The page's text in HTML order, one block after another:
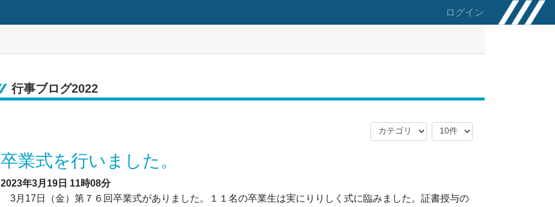
ログイン
行事ブログ2022
卒業式を行いました。
2023年3月19日 11時08分
3月17日（金）第７６回卒業式がありました。１１名の卒業生は実にりりしく式に臨みました。証書授与の